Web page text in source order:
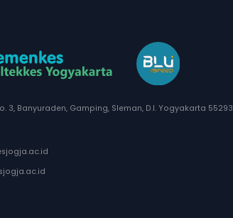
3, Banyuraden, Gamping, Sleman, D.I. Yogyakarta 55293